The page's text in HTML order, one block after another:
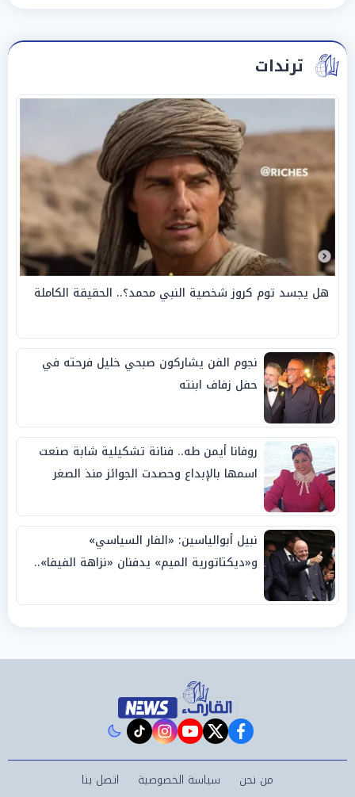
ترندات
هل يجسد توم كروز شخصية النبي محمد؟.. الحقيقة الكاملة
نجوم الفن يشاركون صبحي خليل فرحته في
حفل زفاف ابنته
روفانا أيمن طه.. فنانة تشكيلية شابة صنعت
اسمها بالإبداع وحصدت الجوائز منذ الصغر
نبيل أبوالياسين: «الفار السياسي»
و«ديكتاتورية الميم» يدفنان «نزاهة الفيفا»..
facebook
twitter
youtube
instagram
tiktok
من نحن سياسة الخصوصية اتصل بنا